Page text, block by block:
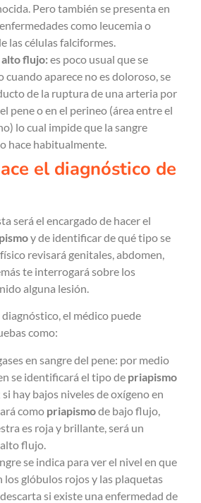
Pero también se presenta en
como leucemia o
las células falciformes.
alto flujo:es poco usual que se
cuando aparece no es doloroso, se
de la ruptura de una arteria por
pene o en el perineo (área entre el
lo cual impide que la sangre
hace habitualmente.
el diagnóstico de
será el encargado de hacer el
y de identificar de qué tipo se
revisará genitales, abdomen,
te interrogará sobre los
alguna lesión.
el médico puede
como:
en sangre del pene: por medio
se identificará el tipo de priapismo
hay bajos niveles de oxígeno en
como priapismode bajo flujo,
es roja y brillante, será un
flujo.
se indica para ver el nivel en que
los glóbulos rojos y las plaquetas
si existe una enfermedad de